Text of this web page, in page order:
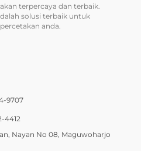
terpercaya dan terbaik.
solusi terbaik untuk
anda.
9707
4412
Nayan No 08, Maguwoharjo